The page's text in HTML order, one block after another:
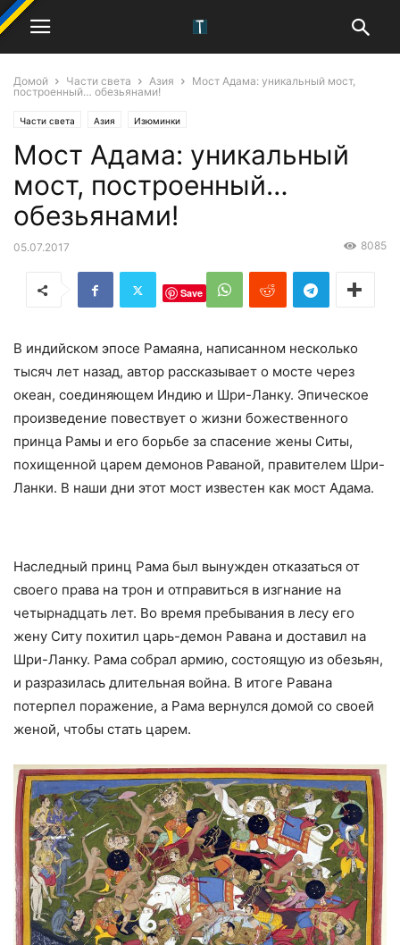
Домой Части света Азия
Мост Адама: уникальный мост,
построенный… обезьянами!
Части света Азия Изюминки
Мост Адама: уникальный
мост, построенный…
обезьянами!
05.07.2017 8085
Save
В индийском эпосе Рамаяна, написанном несколько
тысяч лет назад, автор рассказывает о мосте через
океан, соединяющем Индию и Шри-Ланку. Эпическое
произведение повествует о жизни божественного
принца Рамы и его борьбе за спасение жены Ситы,
похищенной царем демонов Раваной, правителем Шри-
Ланки. В наши дни этот мост известен как мост Адама.
Наследный принц Рама был вынужден отказаться от
своего права на трон и отправиться в изгнание на
четырнадцать лет. Во время пребывания в лесу его
жену Ситу похитил царь-демон Равана и доставил на
Шри-Ланку. Рама собрал армию, состоящую из обезьян,
и разразилась длительная война. В итоге Равана
потерпел поражение, а Рама вернулся домой со своей
женой, чтобы стать царем.